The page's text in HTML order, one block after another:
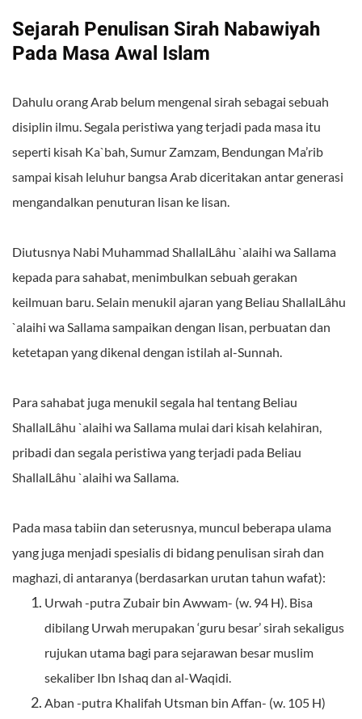
Sejarah Penulisan Sirah Nabawiyah
Pada Masa Awal Islam
Dahulu orang Arab belum mengenal sirah sebagai sebuah
disiplin ilmu. Segala peristiwa yang terjadi pada masa itu
seperti kisah Ka`bah, Sumur Zamzam, Bendungan Ma’rib
sampai kisah leluhur bangsa Arab diceritakan antar generasi
mengandalkan penuturan lisan ke lisan.
Diutusnya Nabi Muhammad ShallalLâhu `alaihi wa Sallama
kepada para sahabat, menimbulkan sebuah gerakan
keilmuan baru. Selain menukil ajaran yang Beliau ShallalLâhu
`alaihi wa Sallama sampaikan dengan lisan, perbuatan dan
ketetapan yang dikenal dengan istilah al-Sunnah.
Para sahabat juga menukil segala hal tentang Beliau
ShallalLâhu `alaihi wa Sallama mulai dari kisah kelahiran,
pribadi dan segala peristiwa yang terjadi pada Beliau
ShallalLâhu `alaihi wa Sallama.
Pada masa tabiin dan seterusnya, muncul beberapa ulama
yang juga menjadi spesialis di bidang penulisan sirah dan
maghazi, di antaranya (berdasarkan urutan tahun wafat):
Urwah -putra Zubair bin Awwam- (w. 94 H). Bisa
dibilang Urwah merupakan ‘guru besar’ sirah sekaligus
rujukan utama bagi para sejarawan besar muslim
sekaliber Ibn Ishaq dan al-Waqidi.
Aban -putra Khalifah Utsman bin Affan- (w. 105 H)